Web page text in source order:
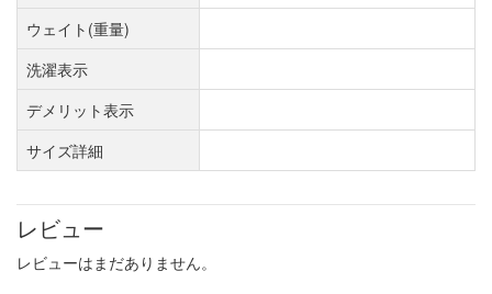
ウェイト(重量)
洗濯表示
デメリット表示
サイズ詳細
レビュー
レビューはまだありません。